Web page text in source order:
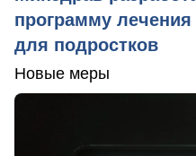
программу
для подростков
Новые меры